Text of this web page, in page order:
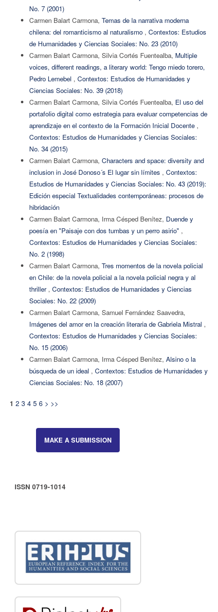
No. 7 (2001)
Carmen Balart Carmona, Temas de la narrativa moderna
chilena: del romanticismo al naturalismo , Contextos: Estudios
de Humanidades y Ciencias Sociales: No. 23 (2010)
Carmen Balart Carmona, Silvia Cortés Fuentealba, Multiple
voices, different readings, a literary world: Tengo miedo torero,
Pedro Lemebel , Contextos: Estudios de Humanidades y
Ciencias Sociales: No. 39 (2018)
Carmen Balart Carmona, Silvia Cortés Fuentealba, El uso del
portafolio digital como estrategia para evaluar competencias de
aprendizaje en el contexto de la Formación Inicial Docente ,
Contextos: Estudios de Humanidades y Ciencias Sociales:
No. 34 (2015)
Carmen Balart Carmona, Characters and space: diversity and
inclusion in José Donoso´s El lugar sin límites , Contextos:
Estudios de Humanidades y Ciencias Sociales: No. 43 (2019):
Edición especial Textualidades contemporáneas: procesos de
hibridación
Carmen Balart Carmona, Irma Césped Benítez, Duende y
poesía en "Paisaje con dos tumbas y un perro asirio" ,
Contextos: Estudios de Humanidades y Ciencias Sociales:
No. 2 (1998)
Carmen Balart Carmona, Tres momentos de la novela policial
en Chile: de la novela policial a la novela policial negra y al
thriller , Contextos: Estudios de Humanidades y Ciencias
Sociales: No. 22 (2009)
Carmen Balart Carmona, Samuel Fernández Saavedra,
Imágenes del amor en la creación literaria de Gabriela Mistral ,
Contextos: Estudios de Humanidades y Ciencias Sociales:
No. 15 (2006)
Carmen Balart Carmona, Irma Césped Benítez, Alsino o la
búsqueda de un ideal , Contextos: Estudios de Humanidades y
Ciencias Sociales: No. 18 (2007)
1 2 3 4 5 6 > >>
MAKE A SUBMISSION
ISSN 0719-1014